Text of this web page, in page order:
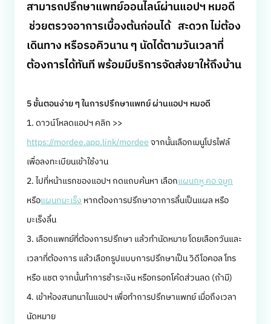
สามารถปรึกษาแพทย์ออนไลน์ผ่านแอปฯ หมอดี
ช่วยตรวจอาการเบื้องต้นก่อนได้ สะดวก ไม่ต้อง
เดินทาง หรือรอคิวนาน ๆ นัดได้ตามวันเวลาที่
ต้องการได้ทันที พร้อมมีบริการจัดส่งยาให้ถึงบ้าน
5 ขั้นตอนง่าย ๆ ในการปรึกษาแพทย์ ผ่านแอปฯ หมอดี
1. ดาวน์โหลดแอปฯ คลิก >>
https://mordee.app.link/mordeeจากนั้นเลือกเมนูโปรไฟล์
เพื่อลงทะเบียนเข้าใช้งาน
2. ไปที่หน้าแรกของแอปฯ กดแถบค้นหา เลือกแผนกหู คอ จมูก
หรือแผนกมะเร็งหากต้องการปรึกษาอาการลิ้นเป็นแผล หรือ
มะเร็งลิ้น
3. เลือกแพทย์ที่ต้องการปรึกษา แล้วทำนัดหมาย โดยเลือกวันและ
เวลาที่ต้องการ แล้วเลือกรูปแบบการปรึกษาเป็น วิดีโอคอล โทร
หรือ แชต จากนั้นทำการชำระเงิน หรือกรอกโค้ดส่วนลด (ถ้ามี)
4. เข้าห้องสนทนาในแอปฯ เพื่อทำการปรึกษาแพทย์ เมื่อถึงเวลา
นัดหมาย